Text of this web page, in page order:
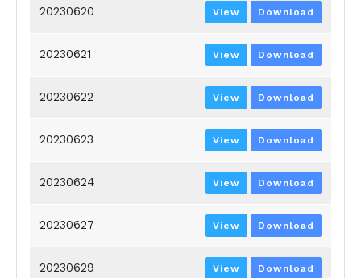
20230620 View Download
20230621 View Download
20230622 View Download
20230623 View Download
20230624 View Download
20230627 View Download
20230629 View Download